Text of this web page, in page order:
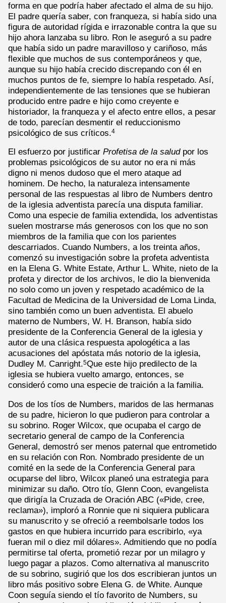
forma en que podría haber afectado el alma de su hijo.
El padre quería saber, con franqueza, si había sido una
figura de autoridad rígida e irrazonable contra la que su
hijo ahora lanzaba su libro. Ron le aseguró a su padre
que había sido un padre maravilloso y cariñoso, más
flexible que muchos de sus contemporáneos y que,
aunque su hijo había crecido discrepando con él en
muchos puntos de fe, siempre lo había respetado. Así,
independientemente de las tensiones que se hubieran
producido entre padre e hijo como creyente e
historiador, la franqueza y el afecto entre ellos, a pesar
de todo, parecían desmentir el reduccionismo
psicológico de sus críticos.4
El esfuerzo por justificar Profetisa de la saludpor los
problemas psicológicos de su autor no era ni más
digno ni menos dudoso que el mero ataque ad
hominem. De hecho, la naturaleza intensamente
personal de las respuestas al libro de Numbers dentro
de la iglesia adventista parecía una disputa familiar.
Como una especie de familia extendida, los adventistas
suelen mostrarse más generosos con los que no son
miembros de la familia que con los parientes
descarriados. Cuando Numbers, a los treinta años,
comenzó su investigación sobre la profeta adventista
en la Elena G. White Estate, Arthur L. White, nieto de la
profeta y director de los archivos, le dio la bienvenida
no solo como un joven y respetado académico de la
Facultad de Medicina de la Universidad de Loma Linda,
sino también como un buen adventista. El abuelo
materno de Numbers, W. H. Branson, había sido
presidente de la Conferencia General de la iglesia y
autor de una clásica respuesta apologética a las
acusaciones del apóstata más notorio de la iglesia,
Dudley M. Canright.5Que este hijo predilecto de la
iglesia se hubiera vuelto amargo, entonces, se
consideró como una especie de traición a la familia.
Dos de los tíos de Numbers, maridos de las hermanas
de su padre, hicieron lo que pudieron para controlar a
su sobrino. Roger Wilcox, que ocupaba el cargo de
secretario general de campo de la Conferencia
General, demostró ser menos paternal que entrometido
en su relación con Ron. Nombrado presidente de un
comité en la sede de la Conferencia General para
ocuparse del libro, Wilcox planeó una estrategia para
minimizar su daño. Otro tío, Glenn Coon, evangelista
que dirigía la Cruzada de Oración ABC («Pide, cree,
reclama»), imploró a Ronnie que ni siquiera publicara
su manuscrito y se ofreció a reembolsarle todos los
gastos en que hubiera incurrido para escribirlo, «ya
fueran mil o diez mil dólares». Admitiendo que no podía
permitirse tal oferta, prometió rezar por un milagro y
luego pagar a plazos. Como alternativa al manuscrito
de su sobrino, sugirió que los dos escribieran juntos un
libro más positivo sobre Elena G. de White. Aunque
Coon seguía siendo el tío favorito de Numbers, su